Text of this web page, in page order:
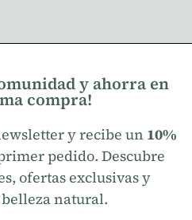
y ahorra en
compra!
y recibe un 10%
pedido. Descubre
ofertas exclusivas y
belleza natural.